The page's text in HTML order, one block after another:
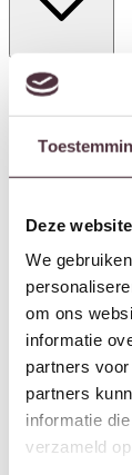
Deze
We
om ons
informatie
partners
partners
informatie
verzameld
Noodzakelijk
Materiaal
Breedte (cm)
Hoogte (cm)
Zitdiepte (cm)
Zithoogte (cm)